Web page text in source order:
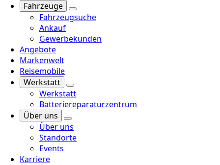
Fahrzeuge
Fahrzeugsuche
Ankauf
Gewerbekunden
Angebote
Markenwelt
Reisemobile
Werkstatt
Werkstatt
Batteriereparaturzentrum
Über uns
Über uns
Standorte
Events
Karriere